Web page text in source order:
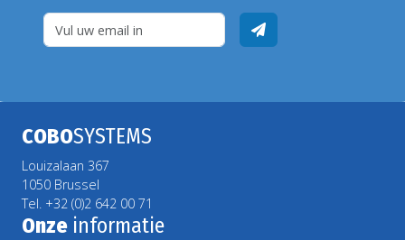
COBOSYSTEMS
Louizalaan 367
1050 Brussel
Tel. +32 (0)2 642 00 71
Onze informatie